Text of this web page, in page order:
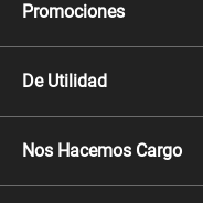
Migración
Mejora tu plan
Promociones
Celulares iPhone
Celulares Samsung
Celulares Motorola
De Utilidad
Llamada por llamada
Comprobantes electrónicos
Nos Hacemos Cargo